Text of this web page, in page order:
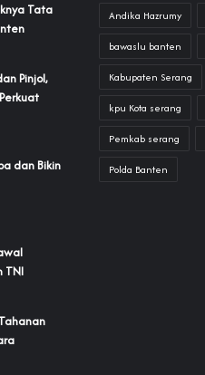
Tata
Pinjol,
dan Bikin
TNI‎‎
Andika Hazrumy
bawaslu banten
Kabupaten Serang
kpu Kota serang
Pemkab serang
Polda Banten